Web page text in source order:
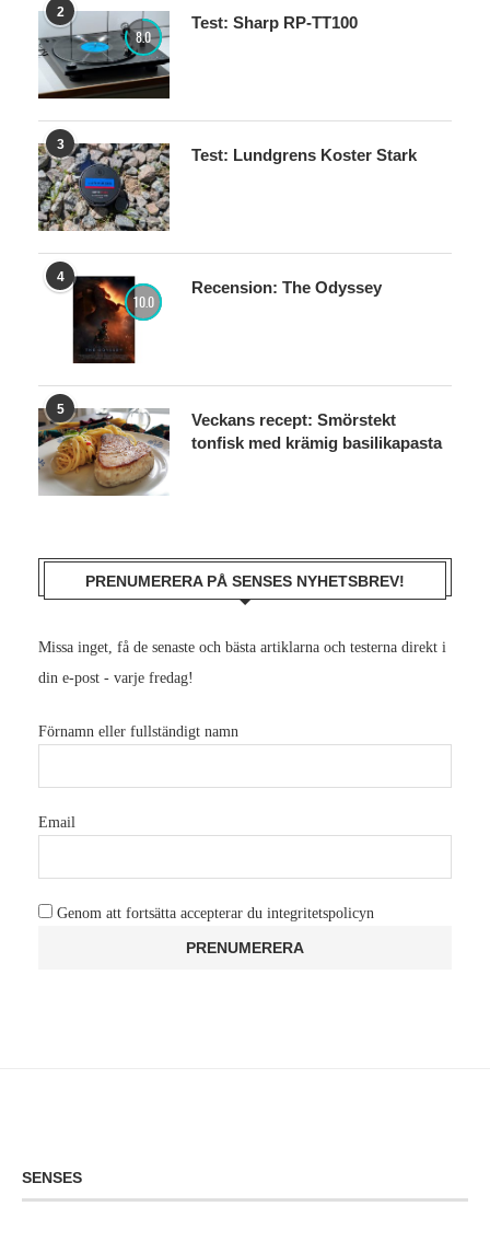
2
8.0
Test: Sharp RP-TT100
3
Test: Lundgrens Koster Stark
4
10.0
Recension: The Odyssey
5
Veckans recept: Smörstekt
tonfisk med krämig basilikapasta
PRENUMERERA PÅ SENSES NYHETSBREV!
Missa inget, få de senaste och bästa artiklarna och testerna direkt i
din e-post - varje fredag!
Förnamn eller fullständigt namn
Email
Genom att fortsätta accepterar du integritetspolicyn
SENSES